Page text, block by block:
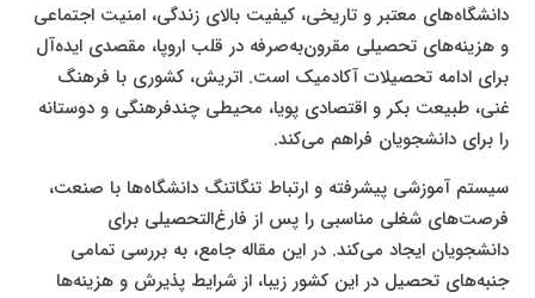
دانشگاه‌های معتبر و تاریخی، کیفیت بالای زندگی، امنیت اجتماعی
و هزینه‌های تحصیلی مقرون‌به‌صرفه در قلب اروپا، مقصدی ایده‌آل
برای ادامه تحصیلات آکادمیک است. اتریش، کشوری با فرهنگ
غنی، طبیعت بکر و اقتصادی پویا، محیطی چندفرهنگی و دوستانه
را برای دانشجویان فراهم می‌کند.
سیستم آموزشی پیشرفته و ارتباط تنگاتنگ دانشگاه‌ها با صنعت،
فرصت‌های شغلی مناسبی را پس از فارغ‌التحصیلی برای
دانشجویان ایجاد می‌کند. در این مقاله جامع، به بررسی تمامی
جنبه‌های تحصیل در این کشور زیبا، از شرایط پذیرش و هزینه‌ها